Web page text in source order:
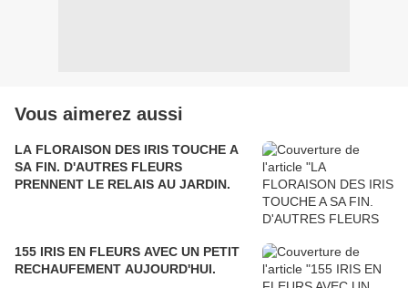
Vous aimerez aussi
LA FLORAISON DES IRIS TOUCHE A
SA FIN. D'AUTRES FLEURS
PRENNENT LE RELAIS AU JARDIN.
155 IRIS EN FLEURS AVEC UN PETIT
RECHAUFEMENT AUJOURD'HUI.